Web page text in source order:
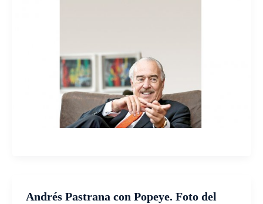
Andrés Pastrana con Popeye. Foto del